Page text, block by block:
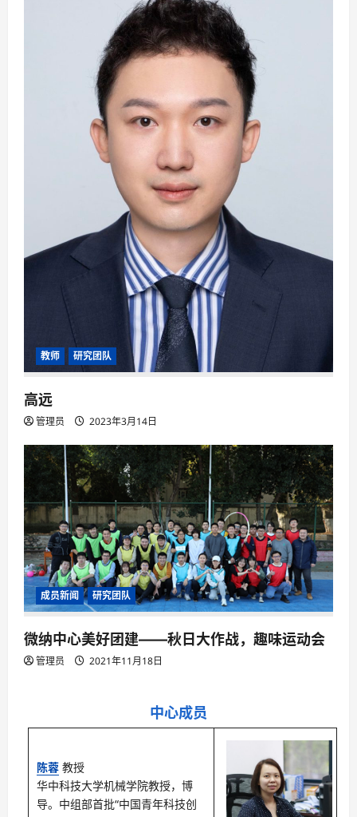
教师 研究团队
高远
管理员 2023年3月14日
成员新闻 研究团队
微纳中心美好团建——秋日大作战，趣味运动会
管理员 2021年11月18日
中心成员
陈蓉 教授
华中科技大学机械学院教授，博
导。中组部首批“中国青年科技创